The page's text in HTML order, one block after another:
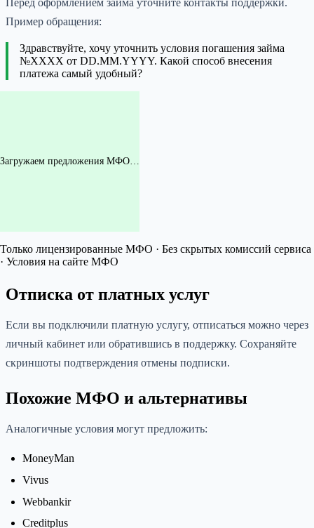
Перед оформлением займа уточните контакты поддержки.
Пример обращения:
Здравствуйте, хочу уточнить условия погашения займа
№XXXX от DD.MM.YYYY. Какой способ внесения
платежа самый удобный?
Загружаем предложения МФО…
Только лицензированные МФО · Без скрытых комиссий сервиса
· Условия на сайте МФО
Отписка от платных услуг
Если вы подключили платную услугу, отписаться можно через
личный кабинет или обратившись в поддержку. Сохраняйте
скриншоты подтверждения отмены подписки.
Похожие МФО и альтернативы
Аналогичные условия могут предложить:
MoneyMan
Vivus
Webbankir
Creditplus